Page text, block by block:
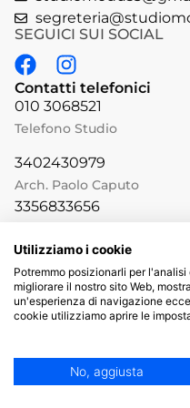
SEGUICI SUI SOCIAL
Contatti telefonici
010 3068521
Telefono Studio
3402430979
Arch. Paolo Caputo
3356833656
3931386471
Ing. Ivano Ruscelloni
Utilizziamo i cookie
Potremmo posizionarli per
migliorare il nostro sito Web,
un'esperienza di navigazione
cookie utilizziamo aprire le
No, aggiusta